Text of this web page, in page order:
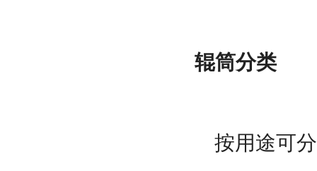
辊筒分类
按用途可分